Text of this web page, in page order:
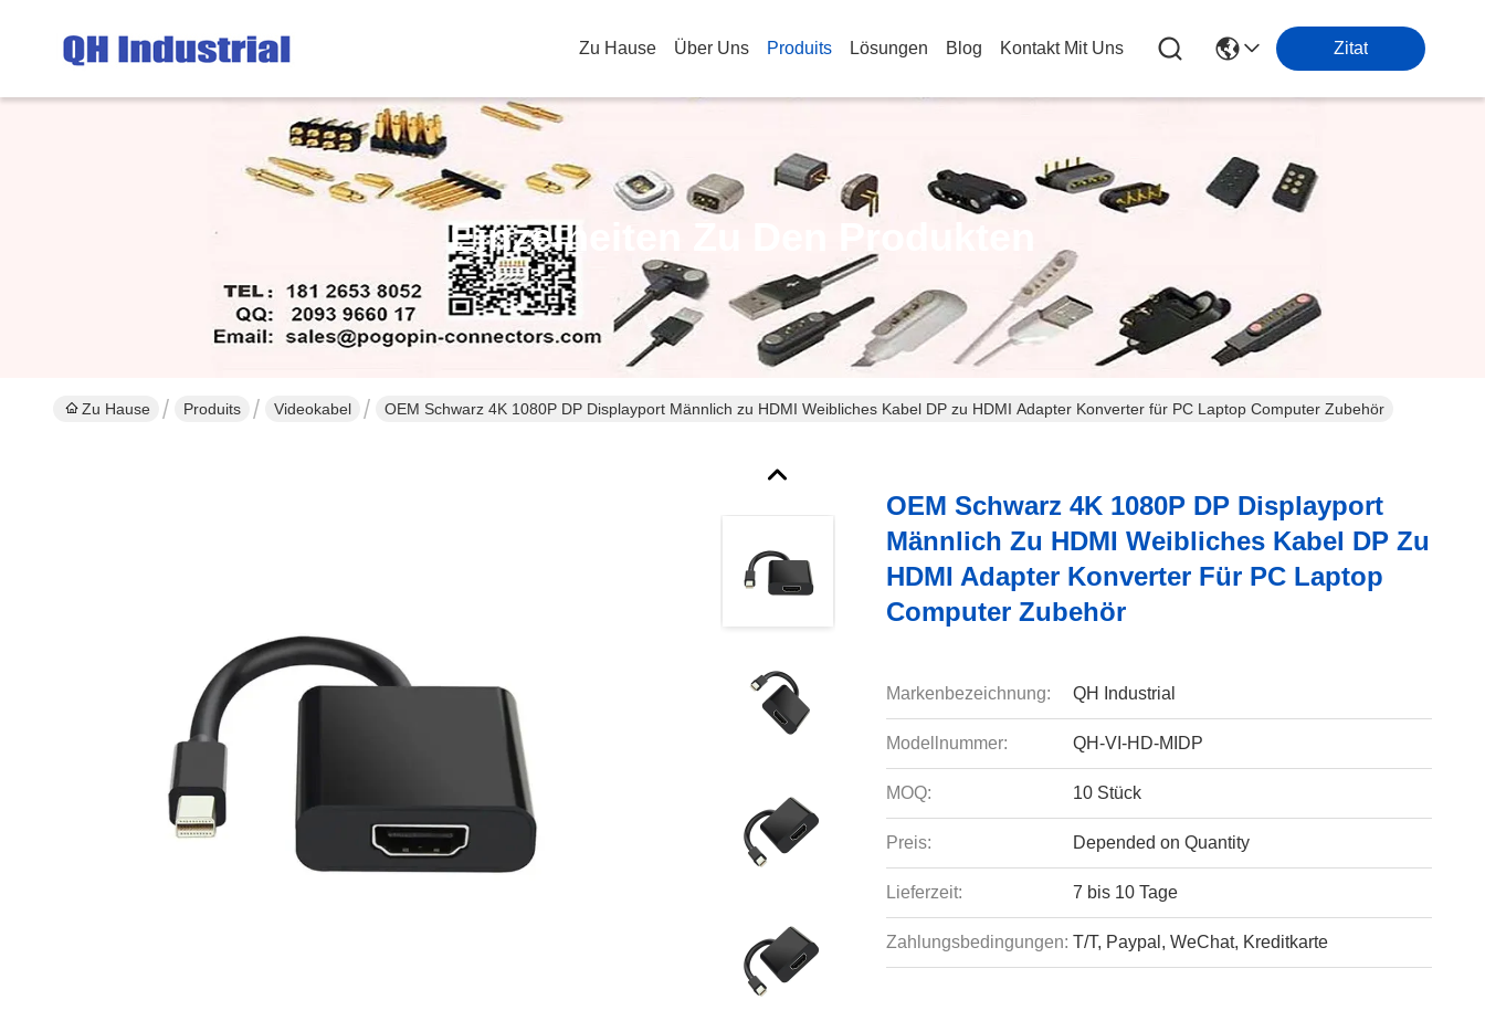
Zu Hause Über Uns Produits Lösungen Blog Kontakt Mit Uns Zitat
Einzelheiten Zu Den Produkten
Zu Hause Produits Videokabel OEM Schwarz 4K 1080P DP Displayport Männlich zu HDMI Weibliches Kabel DP zu HDMI Adapter Konverter für PC Laptop Computer Zubehör
OEM Schwarz 4K 1080P DP Displayport
Männlich Zu HDMI Weibliches Kabel DP Zu
HDMI Adapter Konverter Für PC Laptop
Computer Zubehör
Markenbezeichnung: QH Industrial
Modellnummer: QH-VI-HD-MIDP
MOQ: 10 Stück
Preis: Depended on Quantity
Lieferzeit: 7 bis 10 Tage
Zahlungsbedingungen: T/T, Paypal, WeChat, Kreditkarte